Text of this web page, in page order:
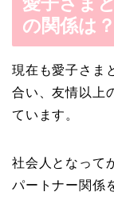
の関係は？
現在も愛子さま
合い、友情以上
ています。
社会人となって
パートナー関係